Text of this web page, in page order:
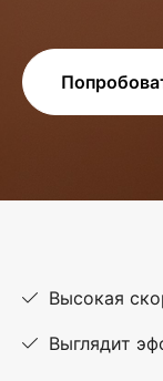
Высокая
Выглядит